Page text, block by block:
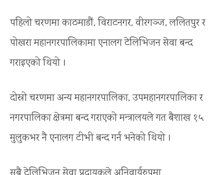
पहिलो चरणमा काठमाडौं, विराटनगर, वीरगञ्ज, ललितपुर र
पोखरा महानगरपालिकामा एनालग टेलिभिजन सेवा बन्द
गराइएको थियो ।
दोस्रो चरणमा अन्य महानगरपालिका, उपमहानगरपालिका र
नगरपालिका क्षेत्रमा बन्द गराएको मन्त्रालयले गत बैशाख १५
मुलुकभर नै एनालग टीभी बन्द गर्न भनेको थियो ।